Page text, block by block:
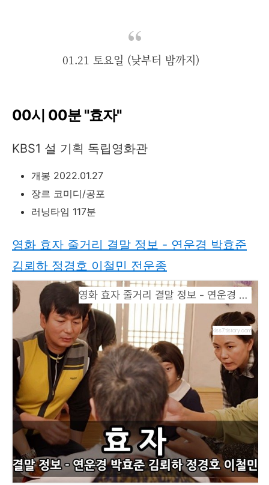
01.21 토요일 (낮부터 밤까지)
00시 00분 "효자"
KBS1 설 기획 독립영화관
개봉 2022.01.27
장르 코미디/공포
러닝타임 117분
영화 효자 줄거리 결말 정보 - 연운경 박효준
김뢰하 정경호 이철민 전운종
영화 효자 줄거리 결말 정보 - 연운경 박효준 김뢰하 정경호 이철민 전운종
kiss7.tistory.com